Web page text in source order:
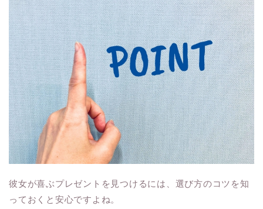
彼女が喜ぶプレゼントを見つけるには、選び方のコツを知
っておくと安心ですよね。